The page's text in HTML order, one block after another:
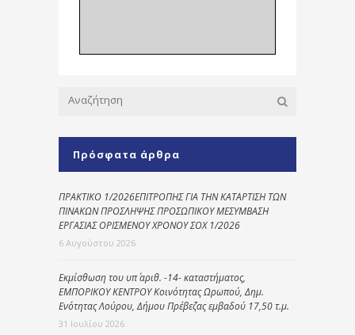
Πρόσφατα άρθρα
ΠΡΑΚΤΙΚΟ 1/2026ΕΠΙΤΡΟΠΗΣ ΓΙΑ ΤΗΝ ΚΑΤΑΡΤΙΣΗ ΤΩΝ
ΠΙΝΑΚΩΝ ΠΡΟΣΛΗΨΗΣ ΠΡΟΣΩΠΙΚΟΥ ΜΕΣΥΜΒΑΣΗ
ΕΡΓΑΣΙΑΣ ΟΡΙΣΜΕΝΟΥ ΧΡΟΝΟΥ ΣΟΧ 1/2026
6 Αυγούστου 2026
Εκμίσθωση του υπ΄ αριθ. -14- καταστήματος,
ΕΜΠΟΡΙΚΟΥ ΚΕΝΤΡΟΥ Κοινότητας Ωρωπού, Δημ.
Ενότητας Λούρου, Δήμου Πρέβεζας εμβαδού 17,50 τ.μ.
31 Ιουλίου 2026